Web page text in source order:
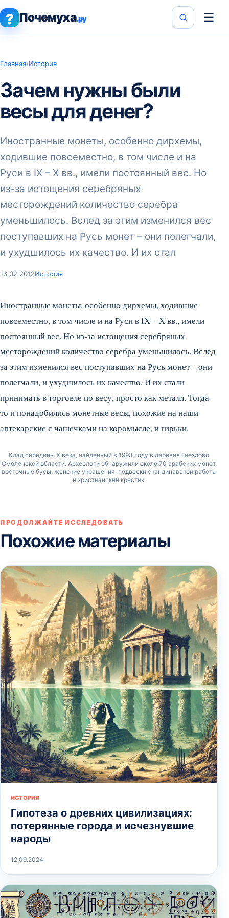
? Почемуха.ру ☰
Главная›История
Зачем нужны были
весы для денег?
Иностранные монеты, особенно дирхемы,
ходившие повсеместно, в том числе и на
Руси в IX – X вв., имели постоянный вес. Но
из-за истощения серебряных
месторождений количество серебра
уменьшилось. Вслед за этим изменился вес
поступавших на Русь монет – они полегчали,
и ухудшилось их качество. И их стал
16.02.2012История
Иностранные монеты, особенно дирхемы, ходившие
повсеместно, в том числе и на Руси в IX – X вв., имели
постоянный вес. Но из-за истощения серебряных
месторождений количество серебра уменьшилось. Вслед
за этим изменился вес поступавших на Русь монет – они
полегчали, и ухудшилось их качество. И их стали
принимать в торговле по весу, просто как металл. Тогда-
то и понадобились монетные весы, похожие на наши
аптекарские с чашечками на коромысле, и гирьки.
Клад середины X века, найденный в 1993 году в деревне Гнездово
Смоленской области. Археологи обнаружили около 70 арабских монет,
восточные бусы, женские украшения, подвески скандинавской работы
и христианский крестик.
ПРОДОЛЖАЙТЕ ИССЛЕДОВАТЬ
Похожие материалы
ИСТОРИЯ
Гипотеза о древних цивилизациях:
потерянные города и исчезнувшие
народы
12.09.2024